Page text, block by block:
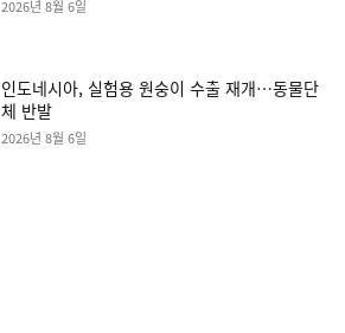
2026년 8월 6일
인도네시아, 실험용 원숭이 수출 재개…동물단
체 반발
2026년 8월 6일